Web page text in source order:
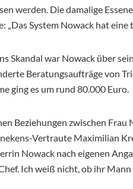
werden. Die damalige
„Das System Nowack hat eine
Skandal war Nowack über
Beratungsaufträge von
ging es um rund 80.000 Euro.
Beziehungen zwischen
Vertraute Maximilian
Nowack nach eigenen
Ich weiß nicht, ob ihr